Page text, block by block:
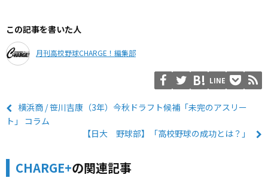
この記事を書いた人
月刊高校野球CHARGE！編集部
LINE
横浜商 / 笹川吉康（3年）今秋ドラフト候補「未完のアスリー
ト」 コラム
【日大 野球部】「高校野球の成功とは？」
CHARGE+の関連記事